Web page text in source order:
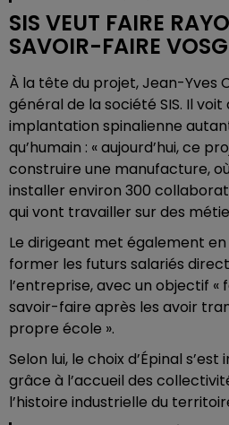
SIS VEUT FAIRE
SAVOIR-FAIRE
À la tête du projet, Jean-Yves
général de la société SIS. Il
implantation spinalienne
qu’humain : « aujourd’hui, ce
construire une manufacture,
installer environ 300
qui vont travailler sur des
Le dirigeant met également
former les futurs salariés
l’entreprise, avec un objectif «
savoir-faire après les avoir
propre école ».
Selon lui, le choix d’Épinal
grâce à l’accueil des
l’histoire industrielle du